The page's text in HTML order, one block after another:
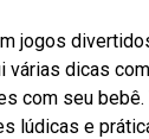
jogos
várias dicas
com seu
lúdicas e